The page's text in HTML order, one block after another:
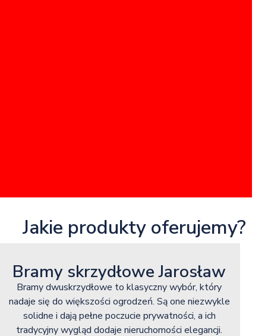
Jakie produkty oferujemy?
Bramy skrzydłowe Jarosław
Bramy dwuskrzydłowe to klasyczny wybór, który
nadaje się do większości ogrodzeń. Są one niezwykle
solidne i dają pełne poczucie prywatności, a ich
tradycyjny wygląd dodaje nieruchomości elegancji.